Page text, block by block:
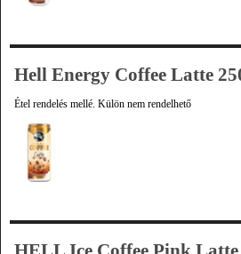
Hell Energy Coffee Latte
Étel rendelés mellé. Külön nem rendelhető